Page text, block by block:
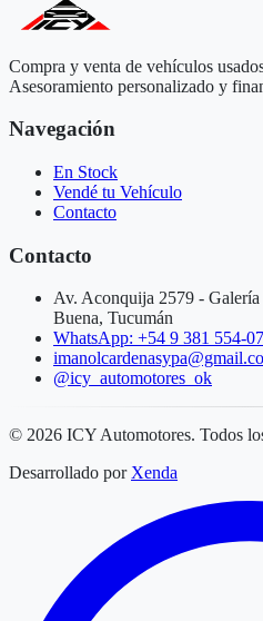
Compra y venta de vehículos
Asesoramiento personalizado y
Navegación
En Stock
Vendé tu Vehículo
Contacto
Contacto
Av. Aconquija 2579 -
Buena, Tucumán
WhatsApp: +54 9 381 554-
@icy_automotores_ok
© 2026 ICY Automotores. Todos
Desarrollado por Xenda